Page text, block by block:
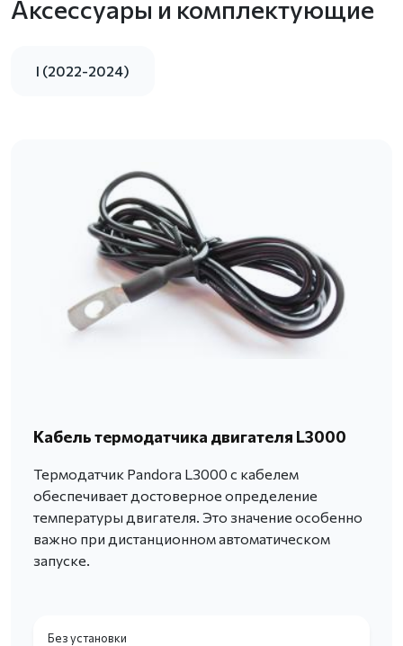
Аксессуары и комплектующие
I (2022-2024)
Кабель термодатчика двигателя L3000
Термодатчик Pandora L3000 с кабелем
обеспечивает достоверное определение
температуры двигателя. Это значение особенно
важно при дистанционном автоматическом
запуске.
Без установки